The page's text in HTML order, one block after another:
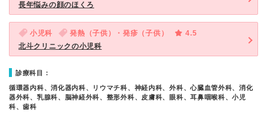
長年悩みの顔のほくろ
小児科 発熱（子供）・発疹（子供）
4.5
北斗クリニックの小児科
診療科目：
循環器内科、消化器内科、リウマチ科、神経内科、外科、心臓血管外科、消化
器外科、乳腺科、脳神経外科、整形外科、皮膚科、眼科、耳鼻咽喉科、小児
科、歯科